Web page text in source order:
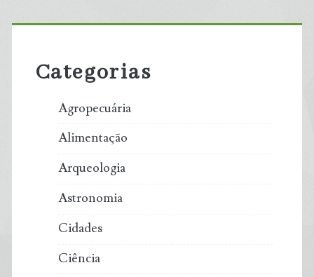
Primary
Sidebar
Categorias
Agropecuária
Alimentação
Arqueologia
Astronomia
Cidades
Ciência